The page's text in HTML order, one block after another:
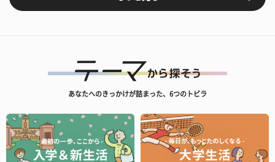
あなたへのきっかけが詰まった、6つのトビラ